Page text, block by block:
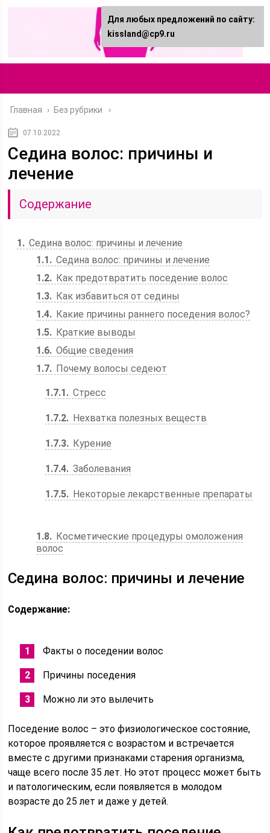
Главная › Без рубрики
07.10.2022
Седина волос: причины и
лечение
Содержание
1
Седина волос: причины и лечение
1.1
Седина волос: причины и лечение
1.2
Как предотвратить поседение волос
1.3
Как избавиться от седины
1.4
Какие причины раннего поседения волос?
1.5
Краткие выводы
1.6 Общие сведения
1.7
Почему волосы седеют
1.7.1 Стресс
1.7.2 Нехватка полезных веществ
1.7.3 Курение
1.7.4 Заболевания
1.7.5 Некоторые лекарственные препараты
1.8
Косметические процедуры омоложения
волос
Седина волос: причины и лечение
Содержание:
Факты о поседении волос
Причины поседения
Можно ли это вылечить
Поседение волос – это физиологическое состояние,
которое проявляется с возрастом и встречается
вместе с другими признаками старения организма,
чаще всего после 35 лет. Но этот процесс может быть
и патологическим, если появляется в молодом
возрасте до 25 лет и даже у детей.
Для любых предложений по сайту:
kissland@cp9.ru